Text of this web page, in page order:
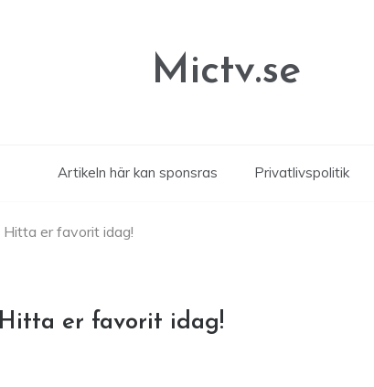
Mictv.se
Artikeln här kan sponsras Privatlivspolitik
er favorit idag!
er favorit idag!